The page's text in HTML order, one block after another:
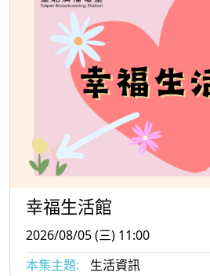
節目名稱：幸福生活館
播出時間：115年3月12日早上10：30
實體收聽:臺北廣播電台FM93.1
全新網路電臺：聽臺北T Radio
請立刻點擊、體驗「聽臺北」
👉 http://tradio.gov.taipei
幸福生活館
2026/08/05 (三) 11:00
本集主題:
生活資訊